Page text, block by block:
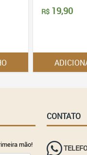
R$ 19,90
mão!
CONTATO